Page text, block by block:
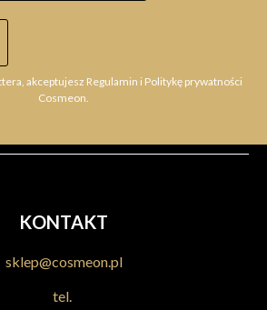
Plus 5.77 farba do włosów
o dostępności
akceptujesz Regulamin i Politykę prywatności
Cosmeon.
KONTAKT
sklep@cosmeon.pl
tel.